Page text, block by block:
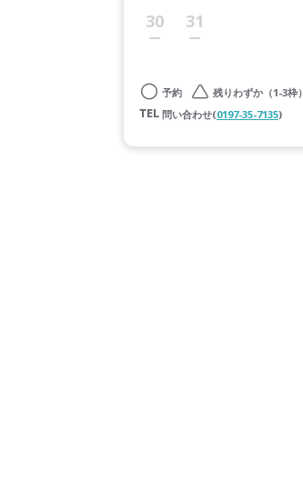
30 31
予約
残りわずか（1-3枠）
問い合わせ(0197-35-7135)